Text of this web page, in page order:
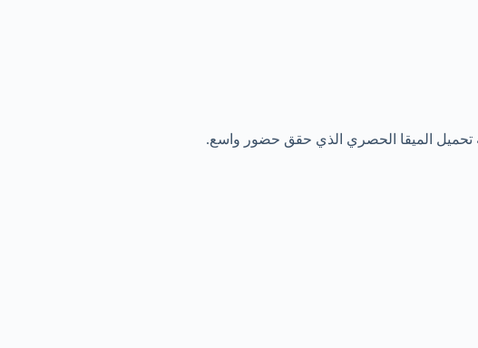
تحميل الميقا الحصري الذي حقق حضور واسع.